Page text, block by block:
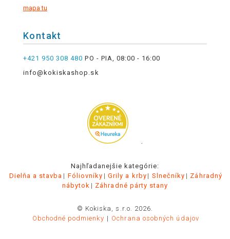
mapa tu
Kontakt
+421 950 308 480 PO - PIA, 08:00 - 16:00
info@kokiskashop.sk
.
Najhľadanejšie kategórie:
Dielňa a stavba
Fóliovníky Grily a krby Slnečníky
Záhradný
nábytok
Záhradné párty stany
© Kokiska, s.r.o. 2026.
Obchodné podmienky
Ochrana osobných údajov